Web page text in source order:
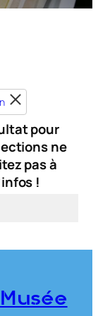
pour
ne
pas à
!